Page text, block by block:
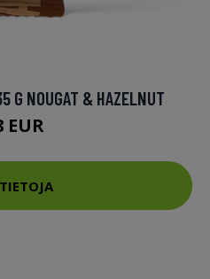
G NOUGAT & HAZELNUT
EUR